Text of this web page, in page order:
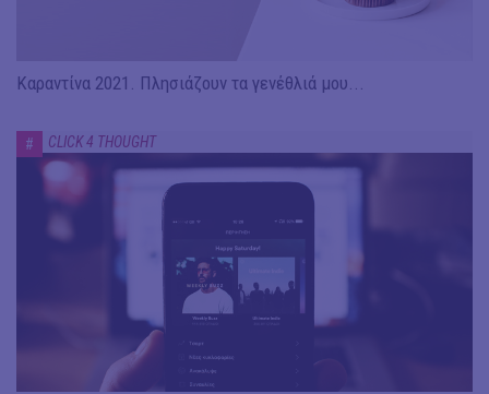
Καραντίνα 2021. Πλησιάζουν τα γενέθλιά μου...
# CLICK 4 THOUGHT